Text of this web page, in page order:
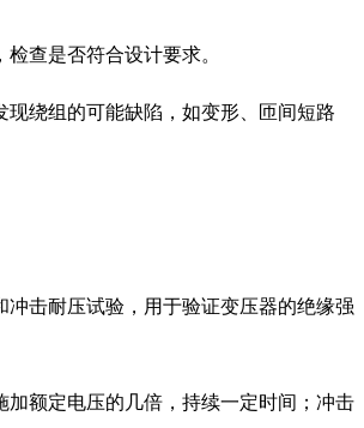
查是否符合设计要求。
现绕组的可能缺陷，如变形、匝间短路
冲击耐压试验，用于验证变压器的绝缘强
加额定电压的几倍，持续一定时间；冲击